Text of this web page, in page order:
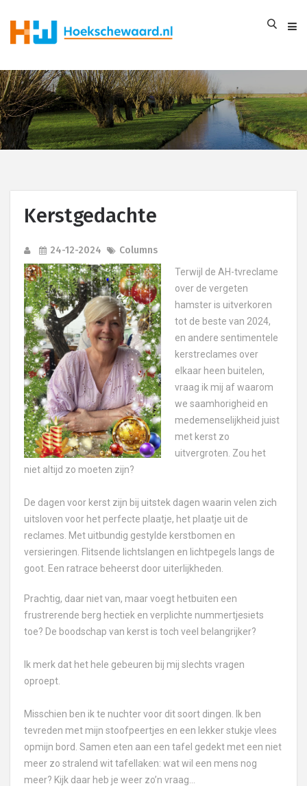
Kerstgedachte
24-12-2024 Columns
Terwijl de AH-tvreclame
over de vergeten
hamster is uitverkoren
tot de beste van 2024,
en andere sentimentele
kerstreclames over
elkaar heen buitelen,
vraag ik mij af waarom
we saamhorigheid en
medemenselijkheid juist
met kerst zo
uitvergroten. Zou het
niet altijd zo moeten zijn?
De dagen voor kerst zijn bij uitstek dagen waarin velen zich
uitsloven voor het perfecte plaatje, het plaatje uit de
reclames. Met uitbundig gestylde kerstbomen en
versieringen. Flitsende lichtslangen en lichtpegels langs de
goot. Een ratrace beheerst door uiterlijkheden.
Prachtig, daar niet van, maar voegt hetbuiten een
frustrerende berg hectiek en verplichte nummertjesiets
toe? De boodschap van kerst is toch veel belangrijker?
Ik merk dat het hele gebeuren bij mij slechts vragen
oproept.
Misschien ben ik te nuchter voor dit soort dingen. Ik ben
tevreden met mijn stoofpeertjes en een lekker stukje vlees
opmijn bord. Samen eten aan een tafel gedekt met een niet
meer zo stralend wit tafellaken: wat wil een mens nog
meer? Kijk daar heb je weer zo’n vraag…